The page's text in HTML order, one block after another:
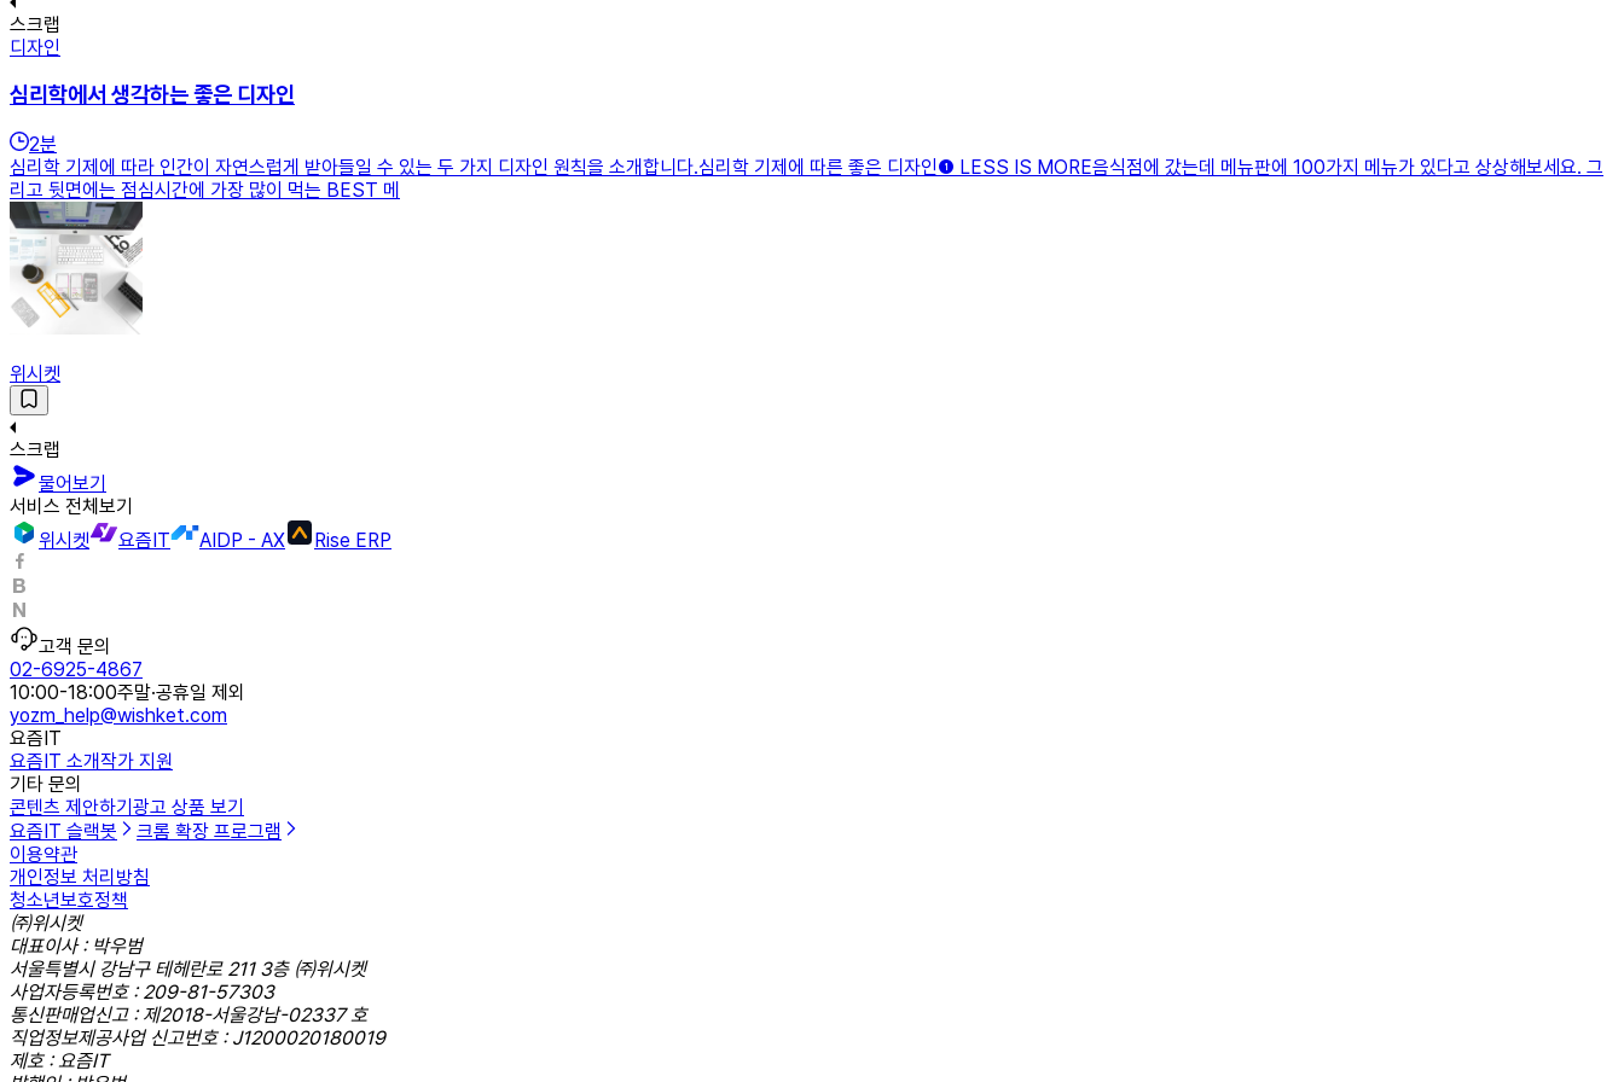
스크랩
디자인
심리학에서 생각하는 좋은 디자인
2분
심리학 기제에 따라 인간이 자연스럽게 받아들일 수 있는 두 가지 디자인 원칙을 소개합니다.​심리학 기제에 따른 좋은 디자인​❶ LESS IS MORE​음식점에 갔는데 메뉴판에 100가지 메뉴가 있다고 상상해보세요. 그
리고 뒷면에는 점심시간에 가장 많이 먹는 BEST 메
위시켓
스크랩
물어보기
서비스 전체보기
위시켓
요즘IT AIDP - AX Rise ERP
고객 문의
02-6925-4867
10:00-18:00주말·공휴일 제외
yozm_help@wishket.com
요즘IT
요즘IT 소개작가 지원
기타 문의
콘텐츠 제안하기 광고 상품 보기
요즘IT 슬랙봇
크롬 확장 프로그램
이용약관
개인정보 처리방침
청소년보호정책
㈜위시켓
대표이사 : 박우범
서울특별시 강남구 테헤란로 211 3층 ㈜위시켓
사업자등록번호 : 209-81-57303
통신판매업신고 : 제2018-서울강남-02337 호
직업정보제공사업 신고번호 : J1200020180019
제호 : 요즘IT